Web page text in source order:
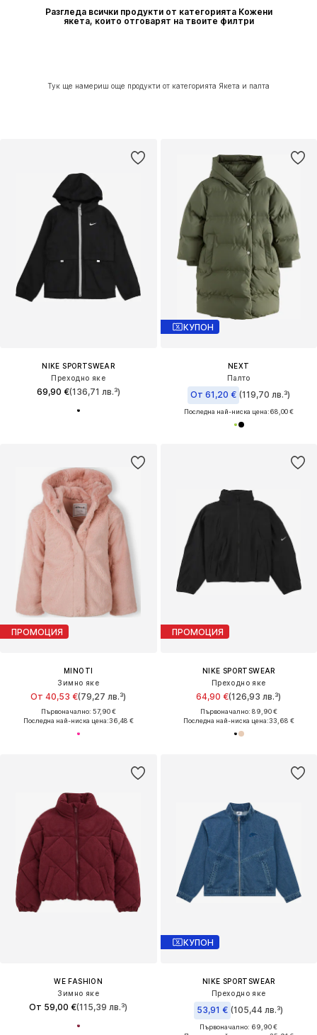
Разгледа всички продукти от категорията Кожени
якета, които отговарят на твоите филтри
Тук ще намериш още продукти от категорията Якета и палта
NIKE SPORTSWEAR
Преходно яке
69,90 €(136,71 лв.³)
КУПОН
NEXT
Палто
От 61,20 € (119,70 лв.³)
Последна най-ниска цена:68,00 €
ПРОМОЦИЯ
MINOTI
Зимно яке
От 40,53 €(79,27 лв.³)
Първоначално: 57,90 €
Последна най-ниска цена:36,48 €
ПРОМОЦИЯ
NIKE SPORTSWEAR
Преходно яке
64,90 €(126,93 лв.³)
Първоначално: 89,90 €
Последна най-ниска цена:33,68 €
WE FASHION
Зимно яке
От 59,00 €(115,39 лв.³)
КУПОН
NIKE SPORTSWEAR
Преходно яке
53,91 € (105,44 лв.³)
Първоначално: 69,90 €